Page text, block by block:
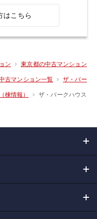
はこちら
ン 東京都の中古マンション
古マンション一覧 ザ・パー
棟情報） ザ・パークハウス